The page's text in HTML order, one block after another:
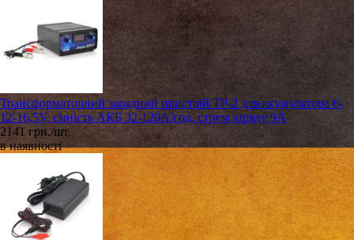
Трансформаторний зарядний пристрій ТР-2 для акумулятора 6-
12-16,5V, ємність АКБ 32-120А/год, струм заряду 9A
2141 грн./шт.
в наявності